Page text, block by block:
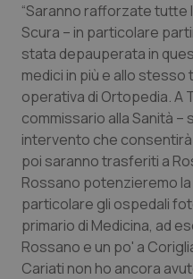
Lazio
Liguria
Lombardia
Marche
Molise
Piemonte
Diabete &
Disturbi dell’umore
Dolore
Donna & Salute
Epatiti
HIV
“Saranno rafforzate
Scura – in particolare
stata depauperata in
medici in più e allo
operativa di Ortopedia. A
commissario alla Sanità
intervento che
poi saranno trasferiti a
Rossano potenzieremo
particolare gli ospedali
primario di Medicina, ad
Rossano e un po' a
Cariati non ho ancora